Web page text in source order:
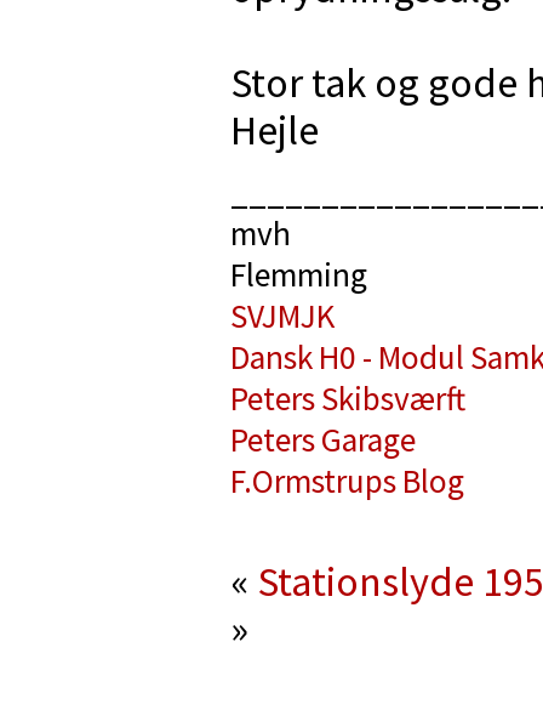
Stor tak og gode
Hejle
mvh
Flemming
SVJMJK
Dansk H0 - Modul
Peters Skibsværft
Peters Garage
F.Ormstrups Blog
« Stationslyde
»